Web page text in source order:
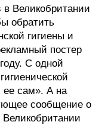
Великобритании
обратить
гигиены и
постер
С одной
ее сам». А на
сообщение о